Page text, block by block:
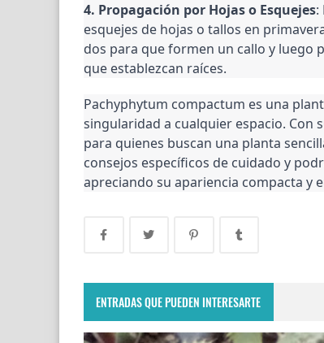
4. Propagación por Hojas o Esquejes:
esquejes de hojas o tallos en
dos para que formen un callo y luego
que establezcan raíces.
Pachyphytum compactum es una
singularidad a cualquier espacio. Con
para quienes buscan una planta
consejos específicos de cuidado y
apreciando su apariencia compacta y
ENTRADAS QUE PUEDEN INTERESARTE